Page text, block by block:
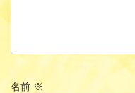
名前 ※